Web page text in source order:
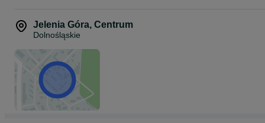
Jelenia Góra, Centrum
Dolnośląskie